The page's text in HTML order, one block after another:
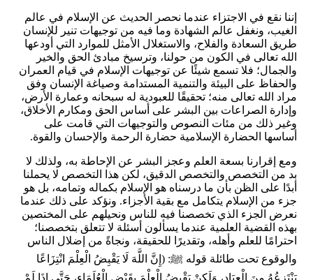
إننا نقع في الاجتزاء عندما نحصر الحديث عن الإسلام في عالم
الغيب، ونغفل عالم الشهادة وما فيه من توجيهات تنير للإنسان
طريق السعادة والفلاح، والاستغلال الأمثل للموارد التي أودعها
الله تعالى في الكون من حولنا، وترسيخ مبادئ الحق والخير
والجمال؛ فلا تسمع شيئًا عن توجيهات الإسلام في قيام العمران
والحفاظ على البيئة والتنمية المستدامة وصياغة الإنسان وفق
مراد الله تعالى منه؛ تحقيقًا للعبودية له سبحانه وعمارة الأرض،
وإدارة الصراعات بين البشر على أساس الحق ومكارم الأخلاق،
وغير ذلك من مئات النصوص والتوجيهات التي قامت على
أساسها الحضارة الإسلامية حضارة الرحمة والإحسان والقوة.
ومع إقرارنا بسعة العلم وعجز البشر عن الإحاطة به، ولذلك لا
بد من التخصص والتخصص الدقيق، لكن هذا التخصص لا يحملنا
أبدًا على الظن بأن ما درسناه هو الإسلام بكماله وتمامه، بل هو
جزء من الإسلام يتكامل مع بقية الأجزاء. ونؤكد على ذلك عندما
نعرض الجزء الذي تخصصنا فيه للناس ونحيلهم على المختصين
بهذه القضية العلمية عندما يسألون أسئلة لا تتعلق بتخصصنا؛
احترامًا للعلم وأهله، وتقديرًا للحقيقة، ونجاةً من إضلال الناس
والوقوع تحت طائلة قوله ﷺ: (إِنَّ اللَّهَ لَا يَقْبِضُ الْعِلْمَ انْتِزَاعًا